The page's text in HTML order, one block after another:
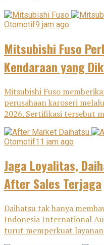
Otomotif9 jam ago
Mitsubishi Fuso
Kendaraan yang
Mitsubishi Fuso
perusahaan karoseri
2026. Sertifikasi tersebut
Otomotif11 jam ago
Jaga Loyalitas,
After Sales Terjaga
Daihatsu tak hanya
Indonesia International
turut memperkuat